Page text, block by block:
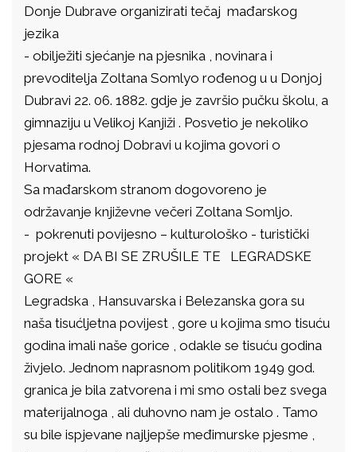
Donje Dubrave organizirati tečaj mađarskog
jezika
- obilježiti sjećanje na pjesnika , novinara i
prevoditelja Zoltana Somlyo rođenog u u Donjoj
Dubravi 22. 06. 1882. gdje je završio pučku školu, a
gimnaziju u Velikoj Kanjiži . Posvetio je nekoliko
pjesama rodnoj Dobravi u kojima govori o
Horvatima.
Sa mađarskom stranom dogovoreno je
održavanje književne večeri Zoltana Somljo.
- pokrenuti povijesno – kulturološko - turistički
projekt « DA BI SE ZRUŠILE TE LEGRADSKE
GORE «
Legradska , Hansuvarska i Belezanska gora su
naša tisućljetna povijest , gore u kojima smo tisuću
godina imali naše gorice , odakle se tisuću godina
živjelo. Jednom naprasnom politikom 1949 god.
granica je bila zatvorena i mi smo ostali bez svega
materijalnoga , ali duhovno nam je ostalo . Tamo
su bile ispjevane najljepše međimurske pjesme ,